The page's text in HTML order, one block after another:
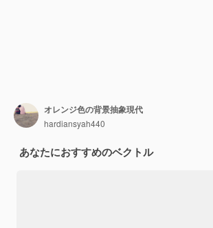
オレンジ色の背景抽象現代
hardiansyah440
あなたにおすすめのベクトル